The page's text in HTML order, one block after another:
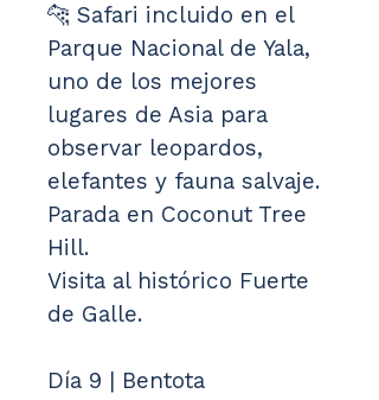
🐆 Safari incluido en el
Parque Nacional de Yala,
uno de los mejores
lugares de Asia para
observar leopardos,
elefantes y fauna salvaje.
Parada en Coconut Tree
Hill.
Visita al histórico Fuerte
de Galle.
Día 9 | Bentota